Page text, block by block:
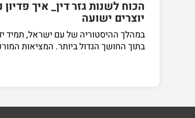
הכוח לשנות גזר דין_ איך
יוצרים ישועה
במהלך ההיסטוריה של עם ישראל, תמיד
בתוך החושך הגדול ביותר. המציאות